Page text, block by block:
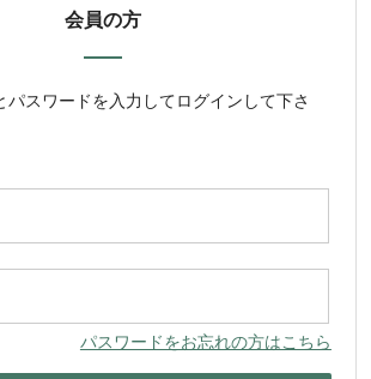
会員の方
パスワードを入力してログインして下さ
パスワードをお忘れの方はこちら